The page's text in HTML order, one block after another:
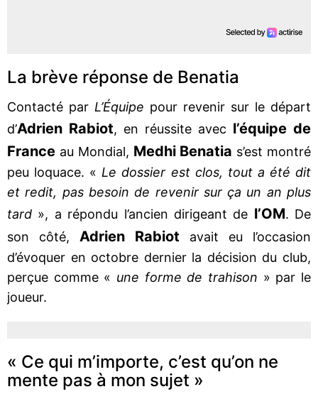
La brève réponse de Benatia
Contacté par L’Équipe pour revenir sur le départ
d’Adrien Rabiot, en réussite avec l’équipe de
France au Mondial, Medhi Benatia s’est montré
peu loquace. « Le dossier est clos, tout a été dit
et redit, pas besoin de revenir sur ça un an plus
tard », a répondu l’ancien dirigeant de l’OM. De
son côté, Adrien Rabiot avait eu l’occasion
d’évoquer en octobre dernier la décision du club,
perçue comme « une forme de trahison » par le
joueur.
« Ce qui m’importe, c’est qu’on ne
mente pas à mon sujet »